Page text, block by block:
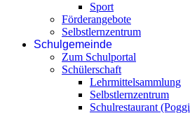
Sport
Förderangebote
Selbstlernzentrum
Schulgemeinde
Zum Schulportal
Schülerschaft
Lehrmittelsammlung
Selbstlernzentrum
Schulrestaurant